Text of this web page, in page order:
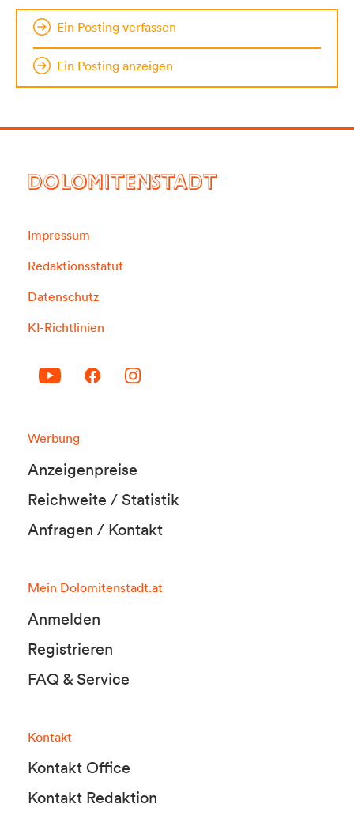
Ein Posting verfassen
Ein Posting anzeigen
DOLOMITENSTADT
Impressum
Redaktionsstatut
Datenschutz
KI-Richtlinien
Werbung
Anzeigenpreise
Reichweite / Statistik
Anfragen / Kontakt
Mein Dolomitenstadt.at
Anmelden
Registrieren
FAQ & Service
Kontakt
Kontakt Office
Kontakt Redaktion